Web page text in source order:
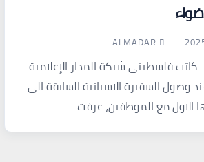
ALMADAR
كاتب فلسطيني شبكة المدار الإعلامية
وصول السفيرة الاسبانية السابقة الى
الاول مع الموظفين، عرفت…